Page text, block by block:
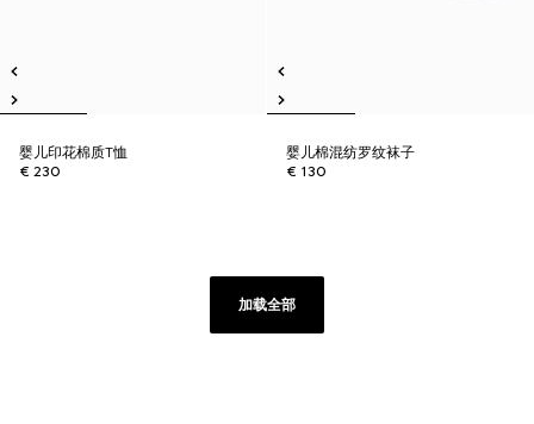
婴儿印花棉质T恤
€ 230
婴儿棉混纺罗纹袜子
€ 130
加载全部